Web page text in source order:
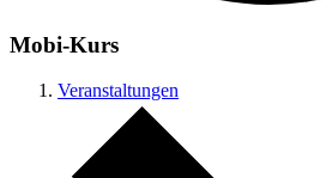
Mobi-Kurs
Veranstaltungen